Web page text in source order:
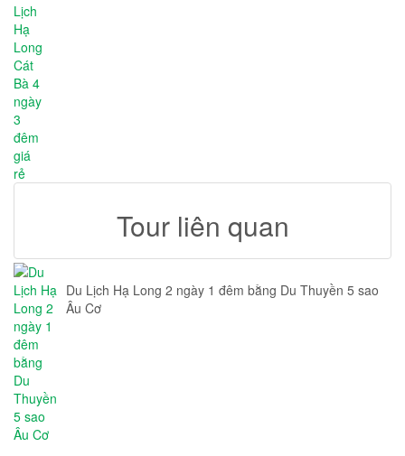
Tour liên quan
Du Lịch Hạ Long 2 ngày 1 đêm bằng Du Thuyền 5 sao
Âu Cơ